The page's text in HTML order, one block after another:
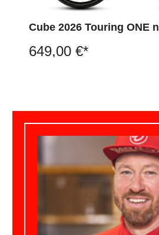
Cube 2026 Touring ONE
649,00 €*